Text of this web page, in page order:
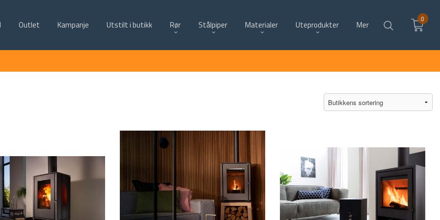
Outlet Kampanje Utstilt i butikk Rør Stålpiper Materialer Uteprodukter Mer
0